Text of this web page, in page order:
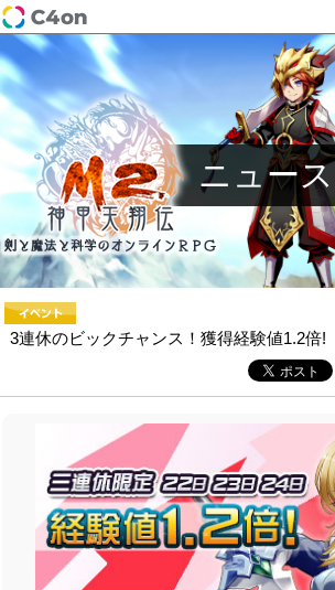
ニュース
3連休のビックチャンス！獲得経験値1.2倍!